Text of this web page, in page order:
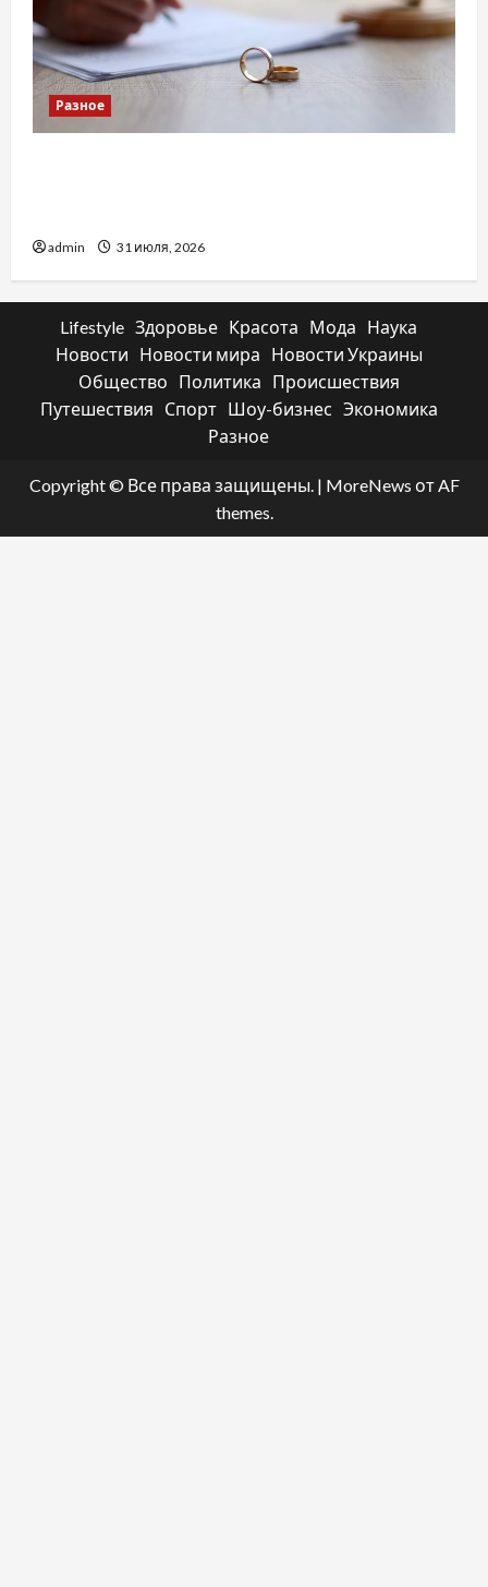
Разное
admin 31 июля, 2026
Lifestyle Здоровье Красота Мода
Наука
Новости
Новости мира
Новости Украины
Общество
Политика
Происшествия
Путешествия
Спорт Шоу-бизнес Экономика
Разное
Copyright © Все права защищены. | MoreNews от AF
themes.